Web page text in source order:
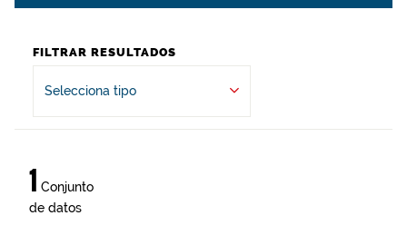
FILTRAR RESULTADOS
Selecciona tipo
1 Conjunto
de datos